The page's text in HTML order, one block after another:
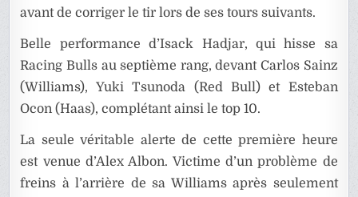
avant de corriger le tir lors de ses tours suivants.
Belle performance d’Isack Hadjar, qui hisse sa
Racing Bulls au septième rang, devant Carlos Sainz
(Williams), Yuki Tsunoda (Red Bull) et Esteban
Ocon (Haas), complétant ainsi le top 10.
La seule véritable alerte de cette première heure
est venue d’Alex Albon. Victime d’un problème de
freins à l’arrière de sa Williams après seulement